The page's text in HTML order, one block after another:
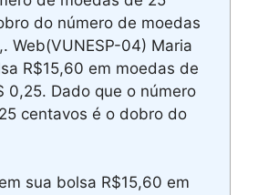
do número de moedas
Web(VUNESP-04) Maria
R$15,60 em moedas de
0,25. Dado que o número
centavos é o dobro do
sua bolsa R$15,60 em